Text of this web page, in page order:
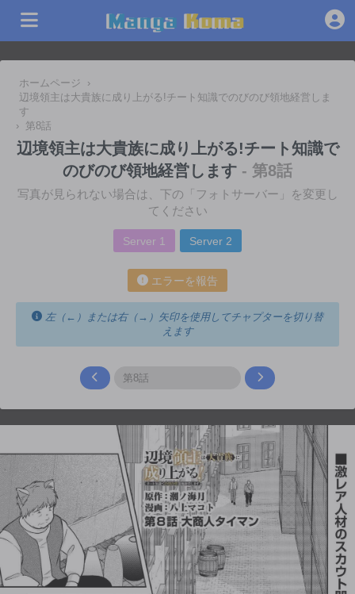
ホームページ
›
辺境領主は大貴族に成り上がる!チート知識でのびのび領地経営しま
す
› 第8話
辺境領主は大貴族に成り上がる!チート知識で
のびのび領地経営します - 第8話
写真が見られない場合は、下の「フォトサーバー」を変更し
てください
Server 1 Server 2
エラーを報告
左（←）または右（→）矢印を使用してチャプターを切り替
えます